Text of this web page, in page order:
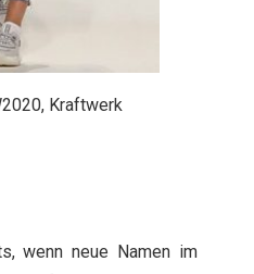
Kraftwerk
wenn neue Namen im